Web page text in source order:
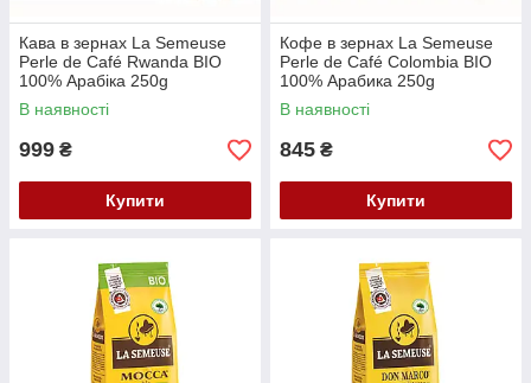
Кава в зернах La Semeuse
Perle de Café Rwanda BIO
100% Арабіка 250g
В наявності
999 ₴
Купити
Кофе в зернах La Semeuse
Perle de Café Colombia BIO
100% Арабика 250g
В наявності
845 ₴
Купити